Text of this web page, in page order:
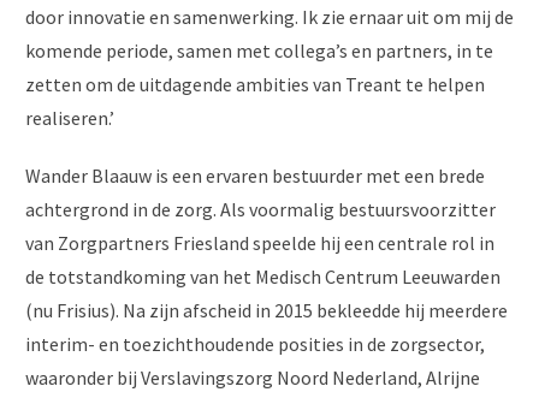
door innovatie en samenwerking. Ik zie ernaar uit om mij de
komende periode, samen met collega’s en partners, in te
zetten om de uitdagende ambities van Treant te helpen
realiseren.’
Wander Blaauw is een ervaren bestuurder met een brede
achtergrond in de zorg. Als voormalig bestuursvoorzitter
van Zorgpartners Friesland speelde hij een centrale rol in
de totstandkoming van het Medisch Centrum Leeuwarden
(nu Frisius). Na zijn afscheid in 2015 bekleedde hij meerdere
interim- en toezichthoudende posities in de zorgsector,
waaronder bij Verslavingszorg Noord Nederland, Alrijne